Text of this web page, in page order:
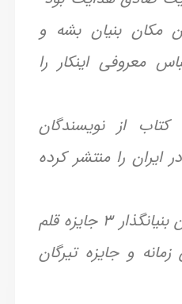
بنیان بشه و
معروفی اینکار را
عنوان کتاب از نویسندگان
ایران را منتشر کرده
عباس معروفی همچنین بنیانگذار ۳ جایزه قلم
و جایزه تیرگان